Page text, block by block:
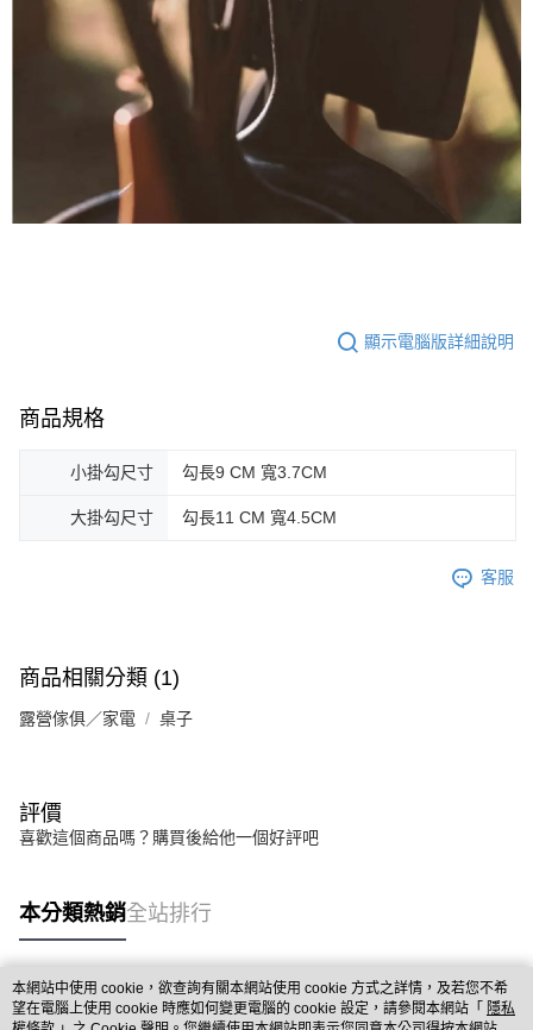
顯示電腦版詳細說明
商品規格
小掛勾尺寸 勾長9 CM 寬3.7CM
大掛勾尺寸 勾長11 CM 寬4.5CM
客服
商品相關分類 (1)
露營傢俱／家電 桌子
評價
喜歡這個商品嗎？購買後給他一個好評吧
本分類熱銷全站排行
熱門標籤
本網站中使用 cookie，欲查詢有關本網站使用 cookie 方式之詳情，及若您不希
望在電腦上使用 cookie 時應如何變更電腦的 cookie 設定，請參閱本網站「 隱私